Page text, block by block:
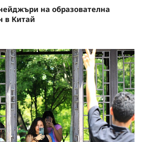
на образователна
в Китай